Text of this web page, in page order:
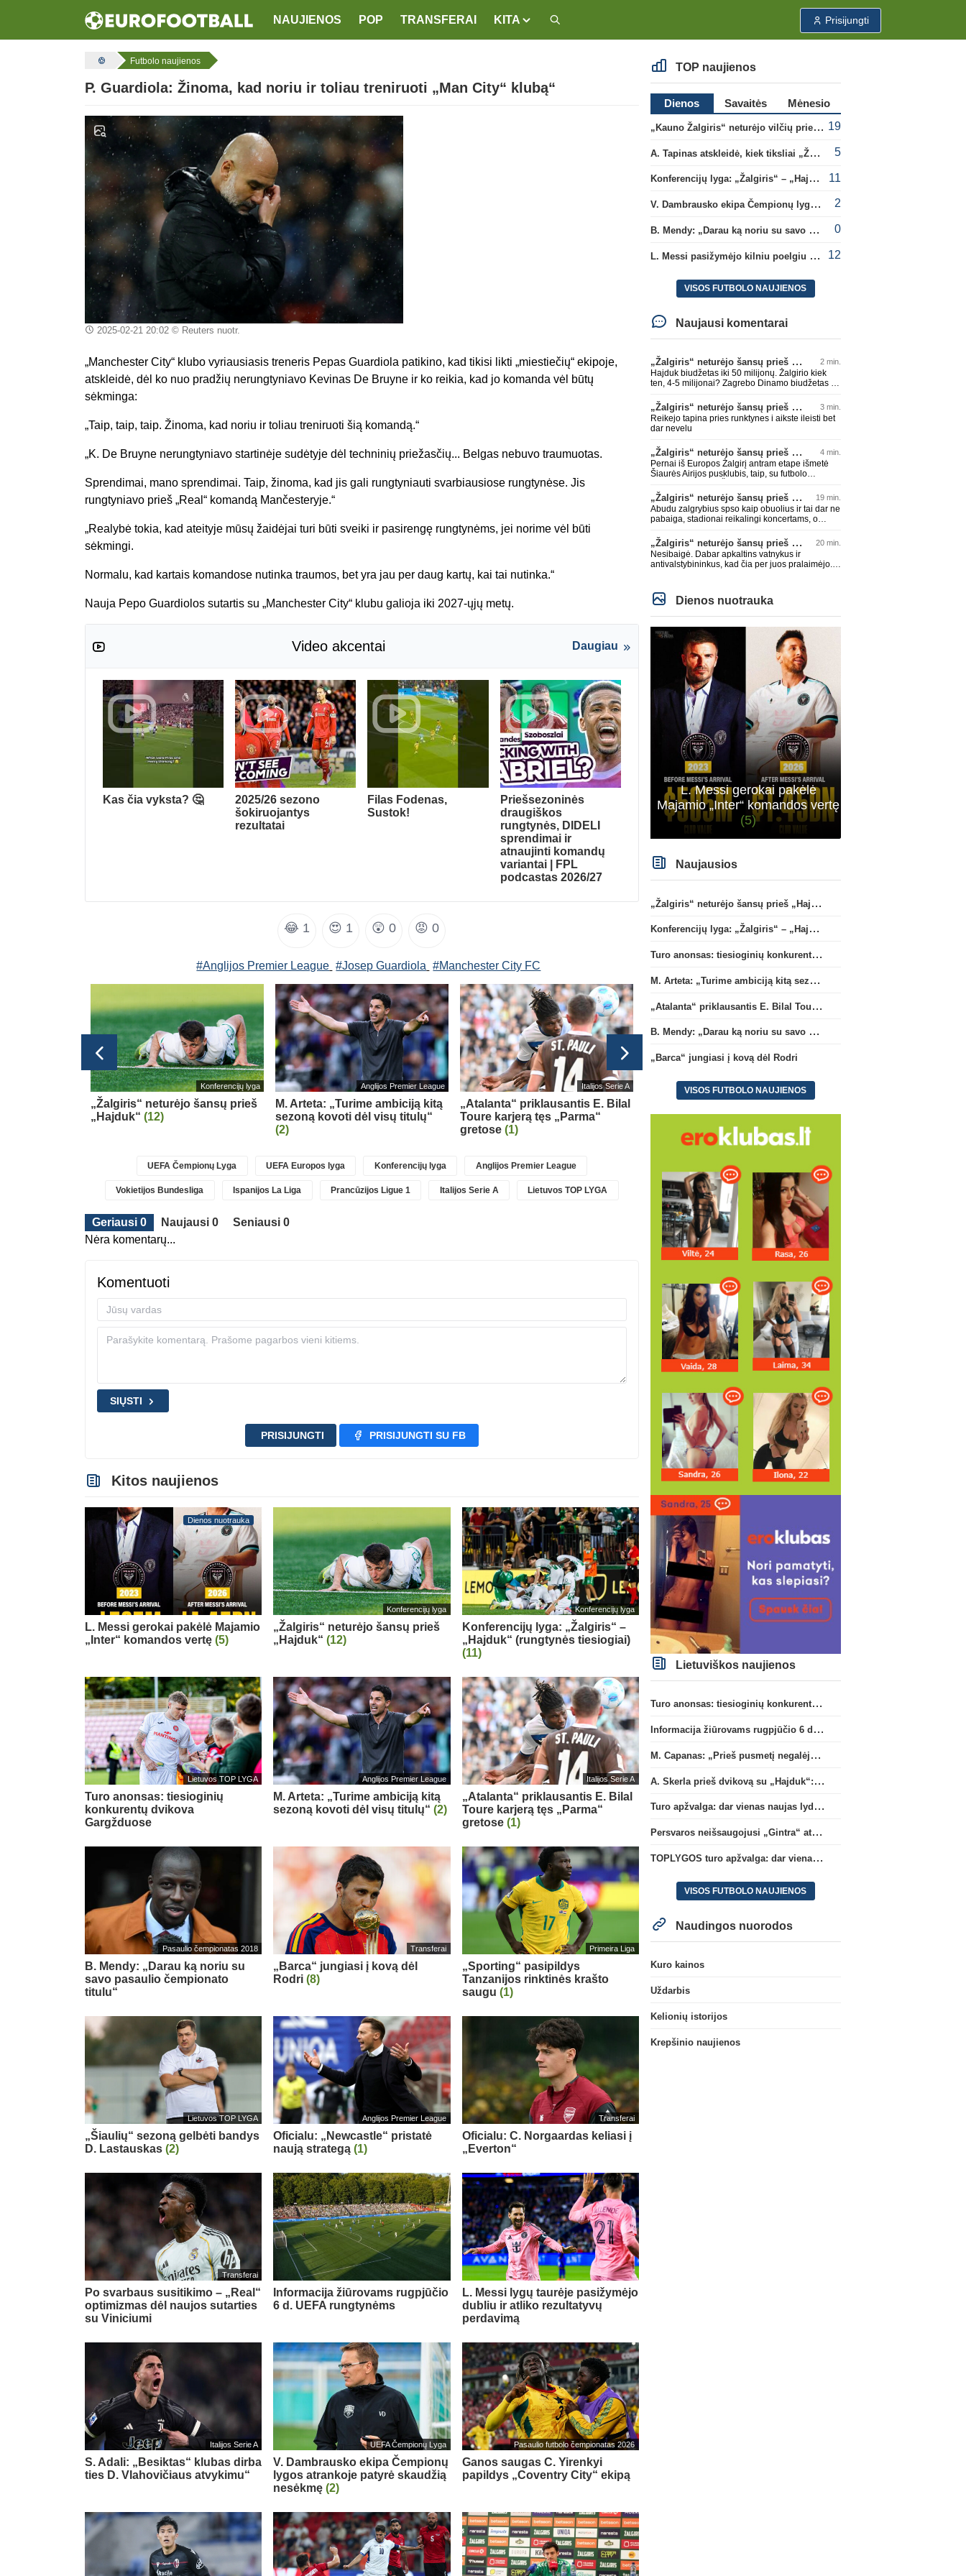
NAUJIENOS POP TRANSFERAI KITA Prisijungti
Futbolo naujienos
P. Guardiola: Žinoma, kad noriu ir toliau treniruoti „Man City“ klubą“
2025-02-21 20:02© Reuters nuotr.
„Manchester City“ klubo vyriausiasis treneris Pepas Guardiola patikino, kad tikisi likti „miestiečių“ ekipoje,
atskleidė, dėl ko nuo pradžių nerungtyniavo Kevinas De Bruyne ir ko reikia, kad jo komanda vėl būtų
sėkminga:
„Taip, taip, taip. Žinoma, kad noriu ir toliau treniruoti šią komandą.“
„K. De Bruyne nerungtyniavo startinėje sudėtyje dėl techninių priežasčių... Belgas nebuvo traumuotas.
Sprendimai, mano sprendimai. Taip, žinoma, kad jis gali rungtyniauti svarbiausiose rungtynėse. Jis
rungtyniavo prieš „Real“ komandą Mančesteryje.“
„Realybė tokia, kad ateityje mūsų žaidėjai turi būti sveiki ir pasirengę rungtynėms, jei norime vėl būti
sėkmingi.
Normalu, kad kartais komandose nutinka traumos, bet yra jau per daug kartų, kai tai nutinka.“
Nauja Pepo Guardiolos sutartis su „Manchester City“ klubu galioja iki 2027-ųjų metų.
Video akcentai Daugiau
Kas čia vyksta? 🤔
2025/26 sezono
šokiruojantys
rezultatai
Filas Fodenas,
Sustok!
Priešsezoninės
draugiškos
rungtynės, DIDELI
sprendimai ir
atnaujinti komandų
variantai | FPL
podcastas 2026/27
😂 1 😍 1 😲 0 😡 0
#Anglijos Premier League #Josep Guardiola #Manchester City FC
Konferencijų lyga
„Žalgiris“ neturėjo šansų prieš
„Hajduk“ (12)
Anglijos Premier League
M. Arteta: „Turime ambiciją kitą
sezoną kovoti dėl visų titulų“
(2)
Italijos Serie A
„Atalanta“ priklausantis E. Bilal
Toure karjerą tęs „Parma“
gretose (1)
Pasaulio čempionatas 2018
B. Mendy: „Darau ką noriu su
savo pasaulio čempionato
Tanzanijos rinktinės
UEFA Čempionų Lyga UEFA Europos lyga Konferencijų lyga Anglijos Premier League
Vokietijos Bundesliga Ispanijos La Liga Prancūzijos Ligue 1 Italijos Serie A Lietuvos TOP LYGA
Geriausi 0 Naujausi 0
Seniausi 0
Nėra komentarų...
Komentuoti
SIŲSTI
PRISIJUNGTI PRISIJUNGTI SU FB
Kitos naujienos
Dienos nuotrauka
L. Messi gerokai pakėlė Majamio
„Inter“ komandos vertę (5)
Konferencijų lyga
„Žalgiris“ neturėjo šansų prieš
„Hajduk“(12)
Konferencijų lyga
Konferencijų lyga: „Žalgiris“ –
„Hajduk“ (rungtynės tiesiogiai)
(11)
Lietuvos TOP LYGA
Turo anonsas: tiesioginių
konkurentų dvikova
Gargžduose
Anglijos Premier League
M. Arteta: „Turime ambiciją kitą
sezoną kovoti dėl visų titulų“(2)
Italijos Serie A
„Atalanta“ priklausantis E. Bilal
Toure karjerą tęs „Parma“
gretose (1)
Pasaulio čempionatas 2018
B. Mendy: „Darau ką noriu su
savo pasaulio čempionato
titulu“
Transferai
„Barca“ jungiasi į kovą dėl
Rodri(8)
Primeira Liga
„Sporting“ pasipildys
Tanzanijos rinktinės krašto
saugu (1)
Lietuvos TOP LYGA
„Šiaulių“ sezoną gelbėti bandys
D. Lastauskas (2)
Anglijos Premier League
Oficialu: „Newcastle“ pristatė
naują strategą(1)
Transferai
Oficialu: C. Norgaardas keliasi į
„Everton“
Transferai
Po svarbaus susitikimo – „Real“
optimizmas dėl naujos sutarties
su Viniciumi
Informacija žiūrovams rugpjūčio
6 d. UEFA rungtynėms
L. Messi lygų taurėje pasižymėjo
dubliu ir atliko rezultatyvų
perdavimą
Italijos Serie A
S. Adali: „Besiktas“ klubas dirba
ties D. Vlahovičiaus atvykimu“
UEFA Čempionų Lyga
V. Dambrausko ekipa Čempionų
lygos atrankoje patyrė skaudžią
nesėkmę(2)
Pasaulio futbolo čempionatas 2026
Ganos saugas C. Yirenkyi
papildys „Coventry City“ ekipą
TOP naujienos
Dienos Savaitės
Mėnesio
„Kauno Žalgiris“ neturėjo vilčių prieš „Dinamo“ 19
A. Tapinas atskleidė, kiek tiksliai „Žalgiris“ jau uždirbo iš UEFA premijų 5
Konferencijų lyga: „Žalgiris“ – „Hajduk“ (rungtynės tiesiogiai) 11
V. Dambrausko ekipa Čempionų lygos atrankoje patyrė skaudžią nesėkmę 2
B. Mendy: „Darau ką noriu su savo pasaulio čempionato titulu“ 0
L. Messi pasižymėjo kilniu poelgiu dėl kilusių gaisrų Madride 12
VISOS FUTBOLO NAUJIENOS
Naujausi komentarai
„Žalgiris“ neturėjo šansų prieš „Hajduk“ 2 min.
Hajduk biudžetas iki 50 milijonų. Žalgirio kiek
ten, 4-5 milijonai? Zagrebo Dinamo biudžetas iki
nepaloši. Čia jums ne Sakartvelas. Kol nebus
rimtų investuotojų, kurie suorganizuotų bent 15-
20 milijonų biudžetus, prieš tokius klubus šansų
nebuvo ir nebus. Realu tik su Sakartvelais ir
„Žalgiris“ neturėjo šansų prieš „Hajduk“ 3 min.
Reikejo tapina pries runktynes i aikste ileisti bet
dar nevelu
„Žalgiris“ neturėjo šansų prieš „Hajduk“ 4 min.
Pernai iš Europos Žalgirį antram etape išmetė
Šiaurės Airijos pusklubis, taip, su futbolo
palankūs buvo, tai faina svaigt apie
Galatasarajus, bet negali gyvent praeities
futbolu, jei nori kažką pasiekti. Pas Čebą
supratimas buvo geras žaidžiant antru numeriu,
bus pakeistas neilgai trukus, yra geresnių, bet
apskritai su kazachu ir Vilma atsisveikint buvo
geras sprendimas.
„Žalgiris“ neturėjo šansų prieš „Hajduk“ 19 min.
Abudu zalgrybius spso kaip obuolius ir tai dar ne
pabaiga, stadionai reikalingi koncertams, o
stadikas, kaip tik parašoje
„Žalgiris“ neturėjo šansų prieš „Hajduk“ 20 min.
Nesibaigė. Dabar apkaltins vatnykus ir
antivalstybininkus, kad čia per juos pralaimėjo.
Dienos nuotrauka
L. Messi gerokai pakėlė
Majamio „Inter“ komandos vertę
(5)
Naujausios
„Žalgiris“ neturėjo šansų prieš „Hajduk“
Konferencijų lyga: „Žalgiris“ – „Hajduk“ (rungtynės tiesiogiai)
Turo anonsas: tiesioginių konkurentų dvikova Gargžduose
M. Arteta: „Turime ambiciją kitą sezoną kovoti dėl visų titulų“
„Atalanta“ priklausantis E. Bilal Toure karjerą tęs „Parma“ gretose
B. Mendy: „Darau ką noriu su savo pasaulio čempionato titulu“
„Barca“ jungiasi į kovą dėl Rodri
VISOS FUTBOLO NAUJIENOS
Lietuviškos naujienos
Turo anonsas: tiesioginių konkurentų dvikova Gargžduose
Informacija žiūrovams rugpjūčio 6 d. UEFA rungtynėms
M. Capanas: „Prieš pusmetį negalėjau net įsivaizduoti, kad žaisime prieš „Hajduk“
A. Skerla prieš dvikovą su „Hajduk“: „Tai kito kalibro komanda“
Turo apžvalga: dar vienas naujas lyderis
Persvaros neišsaugojusi „Gintra“ atrankos pusfinalyje nusileido Škotijos čempionėms
TOPLYGOS turo apžvalga: dar vienas naujas lyderis
VISOS FUTBOLO NAUJIENOS
Naudingos nuorodos
Kuro kainos
Uždarbis
Kelionių istorijos
Krepšinio naujienos